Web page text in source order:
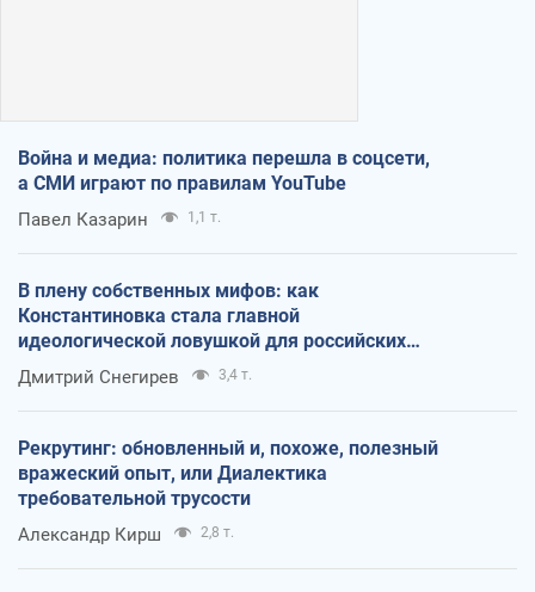
Война и медиа: политика перешла в соцсети,
а СМИ играют по правилам YouTube
Павел Казарин 1,1 т.
В плену собственных мифов: как
Константиновка стала главной
идеологической ловушкой для российских
оккупантов
Дмитрий Снегирев 3,4 т.
Рекрутинг: обновленный и, похоже, полезный
вражеский опыт, или Диалектика
требовательной трусости
Александр Кирш 2,8 т.